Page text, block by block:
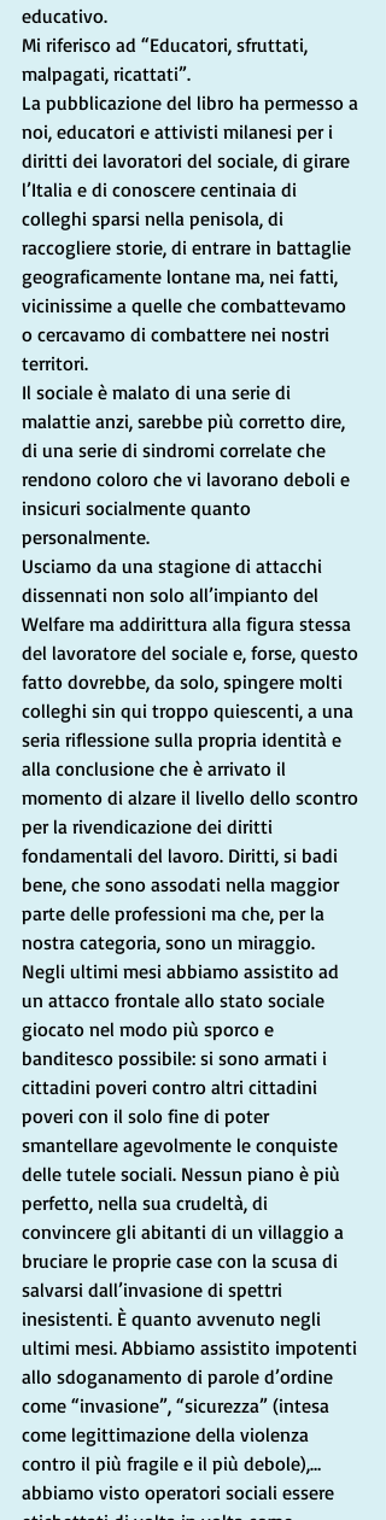
educativo.
Mi riferisco ad “Educatori, sfruttati,
malpagati, ricattati”.
La pubblicazione del libro ha permesso a
noi, educatori e attivisti milanesi per i
diritti dei lavoratori del sociale, di girare
l’Italia e di conoscere centinaia di
colleghi sparsi nella penisola, di
raccogliere storie, di entrare in battaglie
geograficamente lontane ma, nei fatti,
vicinissime a quelle che combattevamo
o cercavamo di combattere nei nostri
territori.
Il sociale è malato di una serie di
malattie anzi, sarebbe più corretto dire,
di una serie di sindromi correlate che
rendono coloro che vi lavorano deboli e
insicuri socialmente quanto
personalmente.
Usciamo da una stagione di attacchi
dissennati non solo all’impianto del
Welfare ma addirittura alla figura stessa
del lavoratore del sociale e, forse, questo
fatto dovrebbe, da solo, spingere molti
colleghi sin qui troppo quiescenti, a una
seria riflessione sulla propria identità e
alla conclusione che è arrivato il
momento di alzare il livello dello scontro
per la rivendicazione dei diritti
fondamentali del lavoro. Diritti, si badi
bene, che sono assodati nella maggior
parte delle professioni ma che, per la
nostra categoria, sono un miraggio.
Negli ultimi mesi abbiamo assistito ad
un attacco frontale allo stato sociale
giocato nel modo più sporco e
banditesco possibile: si sono armati i
cittadini poveri contro altri cittadini
poveri con il solo fine di poter
smantellare agevolmente le conquiste
delle tutele sociali. Nessun piano è più
perfetto, nella sua crudeltà, di
convincere gli abitanti di un villaggio a
bruciare le proprie case con la scusa di
salvarsi dall’invasione di spettri
inesistenti. È quanto avvenuto negli
ultimi mesi. Abbiamo assistito impotenti
allo sdoganamento di parole d’ordine
come “invasione”, “sicurezza” (intesa
come legittimazione della violenza
contro il più fragile e il più debole),…
abbiamo visto operatori sociali essere